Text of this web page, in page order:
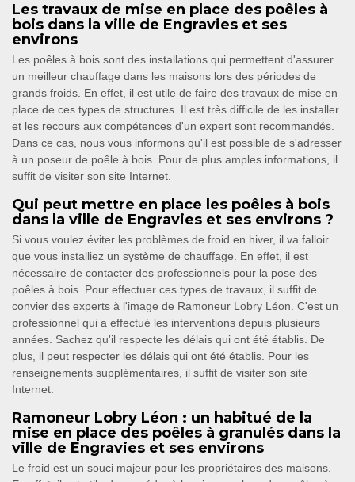
Les travaux de mise en place des poêles à
bois dans la ville de Engravies et ses
environs
Les poêles à bois sont des installations qui permettent d'assurer
un meilleur chauffage dans les maisons lors des périodes de
grands froids. En effet, il est utile de faire des travaux de mise en
place de ces types de structures. Il est très difficile de les installer
et les recours aux compétences d'un expert sont recommandés.
Dans ce cas, nous vous informons qu'il est possible de s'adresser
à un poseur de poêle à bois. Pour de plus amples informations, il
suffit de visiter son site Internet.
Qui peut mettre en place les poêles à bois
dans la ville de Engravies et ses environs ?
Si vous voulez éviter les problèmes de froid en hiver, il va falloir
que vous installiez un système de chauffage. En effet, il est
nécessaire de contacter des professionnels pour la pose des
poêles à bois. Pour effectuer ces types de travaux, il suffit de
convier des experts à l'image de Ramoneur Lobry Léon. C'est un
professionnel qui a effectué les interventions depuis plusieurs
années. Sachez qu'il respecte les délais qui ont été établis. De
plus, il peut respecter les délais qui ont été établis. Pour les
renseignements supplémentaires, il suffit de visiter son site
Internet.
Ramoneur Lobry Léon : un habitué de la
mise en place des poêles à granulés dans la
ville de Engravies et ses environs
Le froid est un souci majeur pour les propriétaires des maisons.